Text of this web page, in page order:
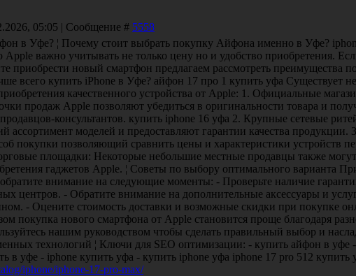
05:05 | Сообщение # 5558
в Уфе? ¦ Почему стоит выбрать покупку Айфона именно в Уфе?
Apple важно учитывать не только цену но и удобство приобретения.
приобрести новый смартфон предлагаем рассмотреть преимущества
всего купить iPhone в Уфе? айфон 17 про 1 купить уфа Существует
качественного устройства от Apple: 1. Официальные
продаж Apple позволяют убедиться в оригинальности товара и
консультантов. купить iphone 16 уфа 2. Крупные сетевые
ассортимент моделей и предоставляют гарантии качества продукции.
покупки позволяющий сравнить цены и характеристики устройств
площадки: Некоторые небольшие местные продавцы также
гаджетов Apple. ¦ Советы по выбору оптимального варианта
обратите внимание на следующие моменты: - Проверьте наличие
центров. - Обратите внимание на дополнительные аксессуары и
- Оцените стоимость доставки и возможные скидки при покупке
покупка нового смартфона от Apple становится проще благодаря
нашим руководством чтобы сделать правильный выбор и
технологий ¦ Ключи для SEO оптимизации: - купить айфон в уфе
в уфе - iphone купить уфа - купить iphone уфа iphone 17 pro 512 купить
iphone/iphone-17-pro-max/